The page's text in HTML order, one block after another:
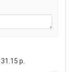
31.15 р.